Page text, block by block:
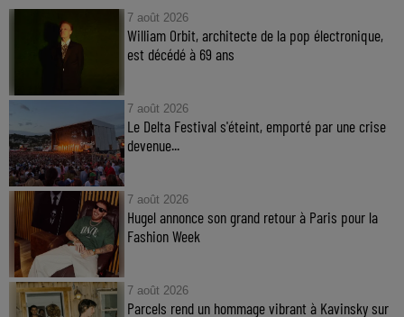
7 août 2026
William Orbit, architecte de la pop électronique,
est décédé à 69 ans
7 août 2026
Le Delta Festival s'éteint, emporté par une crise
devenue...
7 août 2026
Hugel annonce son grand retour à Paris pour la
Fashion Week
7 août 2026
Parcels rend un hommage vibrant à Kavinsky sur